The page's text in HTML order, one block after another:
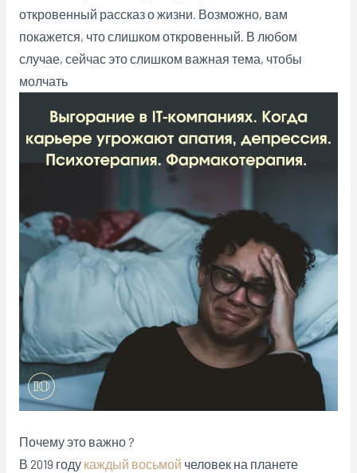
откровенный рассказ о жизни. Возможно, вам
покажется, что слишком откровенный. В любом
случае, сейчас это слишком важная тема, чтобы
молчать
Почему это важно ?
В 2019 году каждый восьмой человек на планете